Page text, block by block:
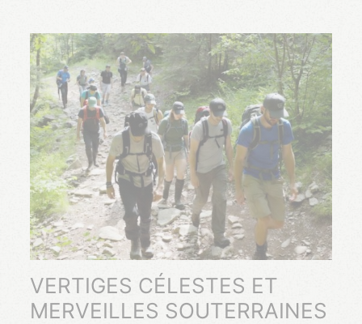
VERTIGES CÉLESTES ET
MERVEILLES SOUTERRAINES